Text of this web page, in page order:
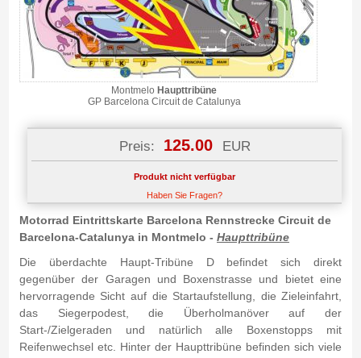
Montmelo Haupttribüne
GP Barcelona Circuit de Catalunya
Preis: 125.00 EUR
Produkt nicht verfügbar
Haben Sie Fragen?
Motorrad Eintrittskarte Barcelona Rennstrecke Circuit de
Barcelona-Catalunya in Montmelo - Haupttribüne
Die überdachte Haupt-Tribüne D befindet sich direkt
gegenüber der Garagen und Boxenstrasse und bietet eine
hervorragende Sicht auf die Startaufstellung, die Zieleinfahrt,
das Siegerpodest, die Überholmanöver auf der
Start-/Zielgeraden und natürlich alle Boxenstopps mit
Reifenwechsel etc. Hinter der Haupttribüne befinden sich viele